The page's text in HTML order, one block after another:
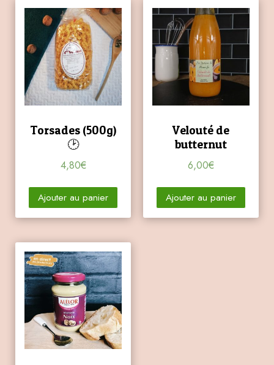
Torsades (500g)
🕑
4,80€
Ajouter au panier
Velouté de
butternut
6,00€
Ajouter au panier